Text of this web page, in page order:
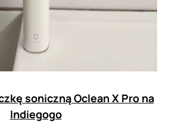
soniczną Oclean X Pro na
Indiegogo